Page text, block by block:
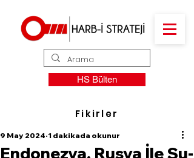
HS Bülten
Fikirler
Endonezya, Rusya İle Su-
9 May 2024 1 dakikada okunur